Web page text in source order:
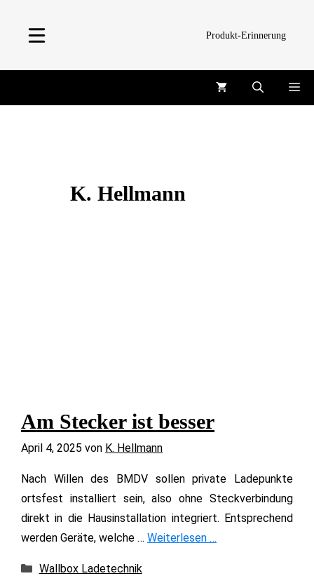
Produkt-Erinnerung
K. Hellmann
Am Stecker ist besser
April 4, 2025 von K. Hellmann
Nach Willen des BMDV sollen private Ladepunkte
ortsfest installiert sein, also ohne Steckverbindung
direkt in die Hausinstallation integriert. Entsprechend
werden Geräte, welche … Weiterlesen …
Kategorien
Wallbox Ladetechnik